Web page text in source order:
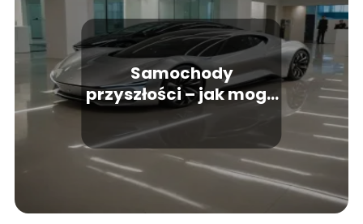
Samochody
przyszłości – jak mogą
wyglądać auta za 50